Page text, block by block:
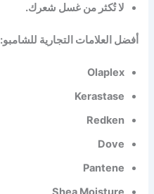
لا تُكثر من غسل شعرك.
أفضل العلامات التجارية للشامبو:
Olaplex
Kerastase
Redken
Dove
Pantene